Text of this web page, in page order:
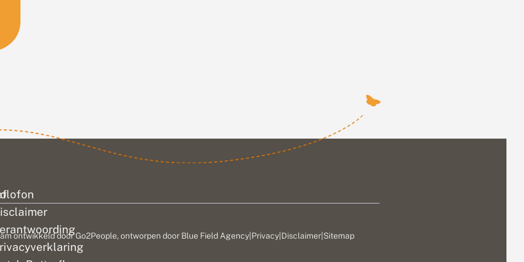
ontwikkeld doorGo2People, ontworpen door Blue Field Agency Privacy Disclaimer Sitemap